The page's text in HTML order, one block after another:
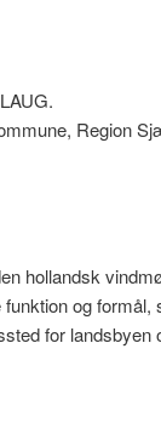
Region
hollandsk
og
for